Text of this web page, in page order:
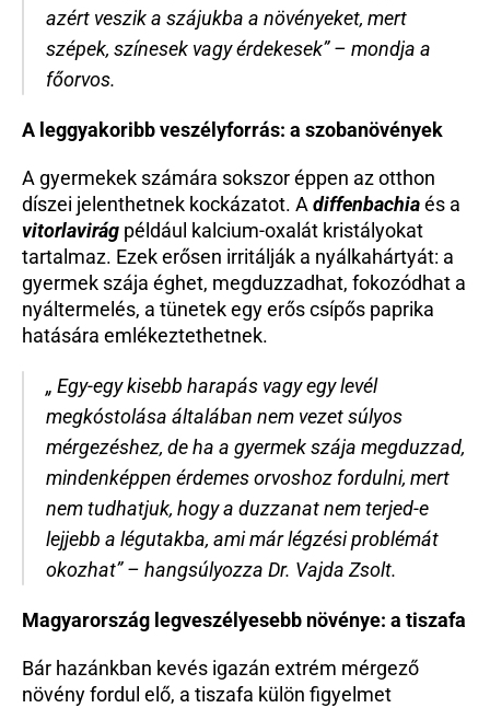
azért veszik a szájukba a növényeket, mert
szépek, színesek vagy érdekesek” – mondja a
főorvos.
A leggyakoribb veszélyforrás: a szobanövények
A gyermekek számára sokszor éppen az otthon
díszei jelenthetnek kockázatot. A diffenbachia
vitorlavirág például kalcium-oxalát kristályokat
tartalmaz. Ezek erősen irritálják a nyálkahártyát: a
gyermek szája éghet, megduzzadhat, fokozódhat a
nyáltermelés, a tünetek egy erős csípős paprika
hatására emlékeztethetnek.
„ Egy-egy kisebb harapás vagy egy levél
megkóstolása általában nem vezet súlyos
mérgezéshez, de ha a gyermek szája megduzzad,
mindenképpen érdemes orvoshoz fordulni, mert
nem tudhatjuk, hogy a duzzanat nem terjed-e
lejjebb a légutakba, ami már légzési problémát
okozhat” – hangsúlyozza Dr. Vajda Zsolt.
Magyarország legveszélyesebb növénye: a tiszafa
Bár hazánkban kevés igazán extrém mérgező
növény fordul elő, a tiszafa külön figyelmet